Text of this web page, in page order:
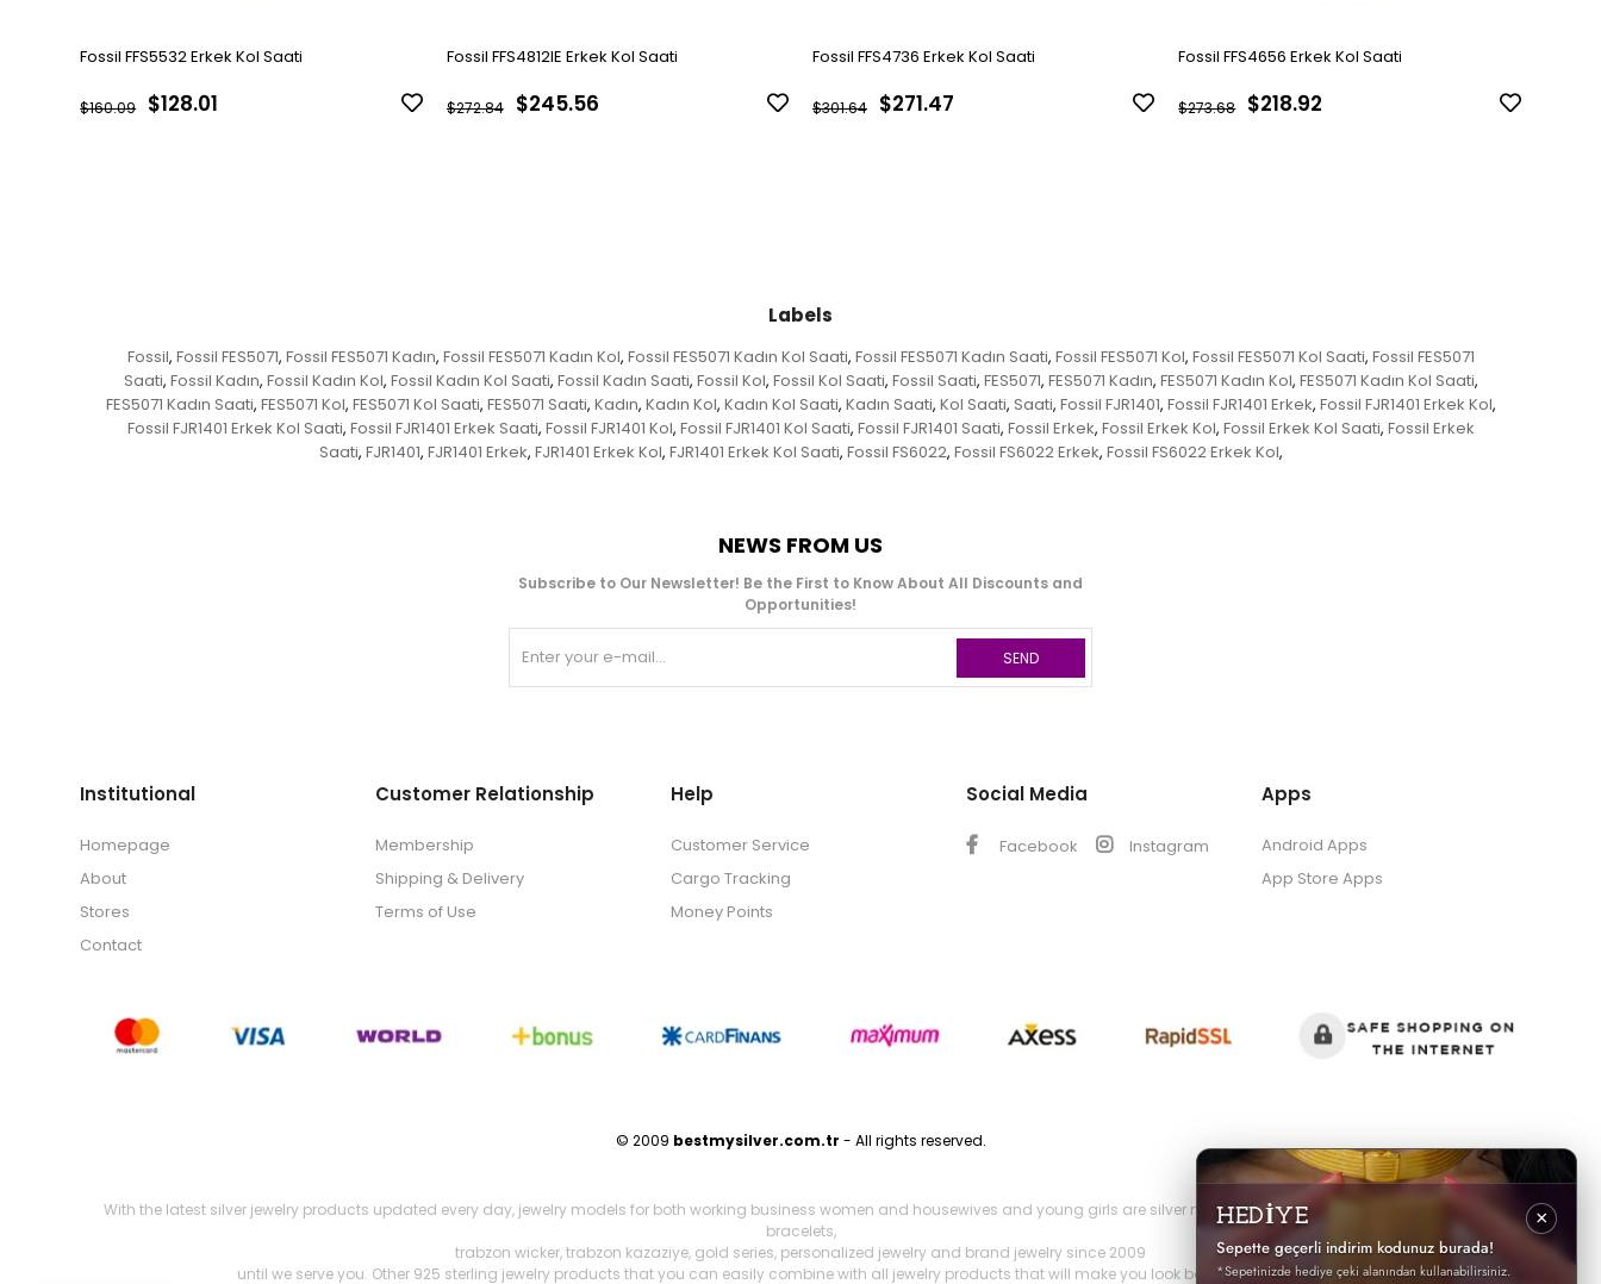
Fossil FFS5532 Erkek Kol Saati
$128.01
$160.09
Fossil FFS4812IE Erkek Kol Saati
$245.56
$272.84
Fossil FFS4736 Erkek Kol Saati
$271.47
$301.64
Fossil FFS4656 Erkek Kol Saati
$218.92
$273.68
Labels
Fossil, Fossil FES5071, Fossil FES5071 Kadın, Fossil FES5071 Kadın Kol, Fossil FES5071 Kadın Kol Saati, Fossil FES5071 Kadın Saati, Fossil FES5071 Kol, Fossil FES5071 Kol Saati, Fossil FES5071
Saati, Fossil Kadın, Fossil Kadın Kol, Fossil Kadın Kol Saati, Fossil Kadın Saati, Fossil Kol, Fossil Kol Saati, Fossil Saati, FES5071, FES5071 Kadın, FES5071 Kadın Kol, FES5071 Kadın Kol Saati,
FES5071 Kadın Saati, FES5071 Kol, FES5071 Kol Saati, FES5071 Saati, Kadın, Kadın Kol, Kadın Kol Saati, Kadın Saati, Kol Saati, Saati, Fossil FJR1401, Fossil FJR1401 Erkek, Fossil FJR1401 Erkek Kol,
Fossil FJR1401 Erkek Kol Saati, Fossil FJR1401 Erkek Saati, Fossil FJR1401 Kol, Fossil FJR1401 Kol Saati, Fossil FJR1401 Saati, Fossil Erkek, Fossil Erkek Kol, Fossil Erkek Kol Saati, Fossil Erkek
Saati, FJR1401, FJR1401 Erkek, FJR1401 Erkek Kol, FJR1401 Erkek Kol Saati, Fossil FS6022, Fossil FS6022 Erkek, Fossil FS6022 Erkek Kol,
NEWS FROM US
Subscribe to Our Newsletter! Be the First to Know About All Discounts and
Opportunities!
SEND
Institutional
Homepage
About
Stores
Contact
Customer Relationship
Membership
Shipping & Delivery
Terms of Use
Help
Customer Service
Cargo Tracking
Money Points
Social Media
Facebook Instagram
Apps
Android Apps
App Store Apps
© 2009 bestmysilver.com.tr - All rights reserved.
With the latest silver jewelry products updated every day, jewelry models for both working business women and housewives and young girls are silver necklaces, silver earrings, silver rings, silver
bracelets,
trabzon wicker, trabzon kazaziye, gold series, personalized jewelry and brand jewelry since 2009
until we serve you. Other 925 sterling jewelry products that you can easily combine with all jewelry products that will make you look both elegant and stylish.
HEDİYE
Sepette geçerli indirim kodunuz burada!
*Sepetinizde hediye çeki alanından kullanabilirsiniz.
×